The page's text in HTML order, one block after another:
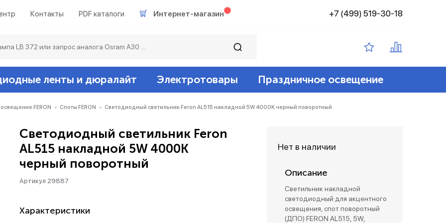
Контакты PDF каталоги Интернет-магазин +7 (499) 519-30-18
Светодиодные лампы филамент
Люминесцентные лампы
Акцентное освещение
Светильники складские
ленты и дюралайт
Ленты светодиодные 12v
Дюралайт светодиодный
Электротовары
Датчики
Звонки и сигнализация беспроводные
Распределительные коробки и коннекторы
Праздничное освещение
Гирлянды белт-лайт
Прочее
FERON Споты FERON Светодиодный светильник Feron AL515 накладной 5W 4000K черный поворотный
Светодиодный светильник Feron
AL515 накладной 5W 4000K
черный поворотный
Артикул 29887
Характеристики
Нет в наличии
Описание
Светильник накладной
светодиодный для акцентного
освещения, спот поворотный
(ДПО) FERON AL515, 5W,